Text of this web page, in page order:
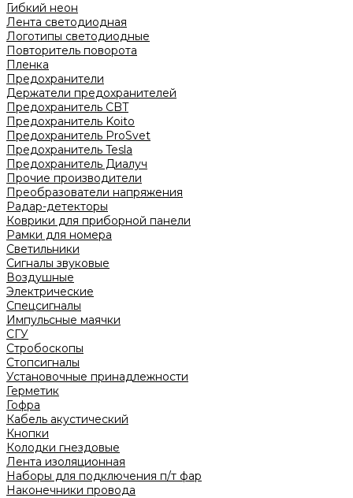
Гибкий неон
Лента светодиодная
Логотипы светодиодные
Повторитель поворота
Пленка
Предохранители
Держатели предохранителей
Предохранитель CBT
Предохранитель Koito
Предохранитель ProSvet
Предохранитель Tesla
Предохранитель Диалуч
Прочие производители
Преобразователи напряжения
Радар-детекторы
Коврики для приборной панели
Рамки для номера
Светильники
Сигналы звуковые
Воздушные
Электрические
Спецсигналы
Импульсные маячки
СГУ
Стробоскопы
Стопсигналы
Установочные принадлежности
Герметик
Гофра
Кабель акустический
Кнопки
Колодки гнездовые
Лента изоляционная
Наборы для подключения п/т фар
Наконечники провода